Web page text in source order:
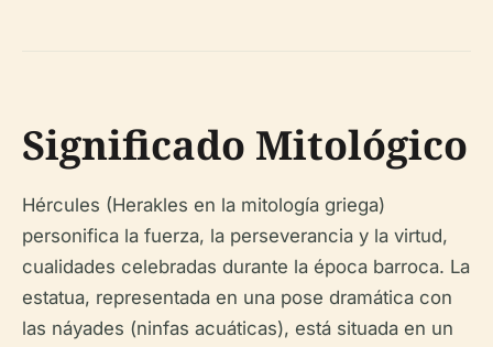
Significado Mitológico
Hércules (Herakles en la mitología griega)
personifica la fuerza, la perseverancia y la virtud,
cualidades celebradas durante la época barroca. La
estatua, representada en una pose dramática con
las náyades (ninfas acuáticas), está situada en un